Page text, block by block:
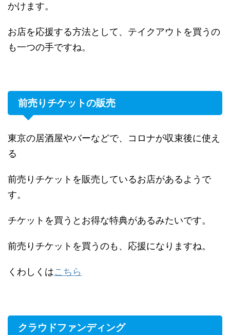
かけます。
お店を応援する方法として、テイクアウトを買うの
も一つの手ですね。
前売りチケットの販売
東京の居酒屋やバーなどで、コロナが収束後に使え
る
前売りチケットを販売しているお店があるようで
す。
チケットを買うとお得な特典があるみたいです。
前売りチケットを買うのも、応援になりますね。
くわしくはこちら
クラウドファンディング